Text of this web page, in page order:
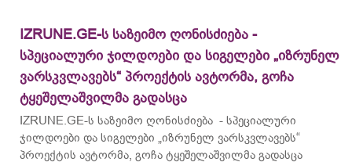
IZRUNE.GE-ს საზეიმო ღონისძიება -
სპეციალური ჯილდოები და სიგელები „იზრუნელ
ვარსკვლავებს“ პროექტის ავტორმა, გოჩა
ტყეშელაშვილმა გადასცა
IZRUNE.GE-ს საზეიმო ღონისძიება - სპეციალური
ჯილდოები და სიგელები „იზრუნელ ვარსკვლავებს“
პროექტის ავტორმა, გოჩა ტყეშელაშვილმა გადასცა